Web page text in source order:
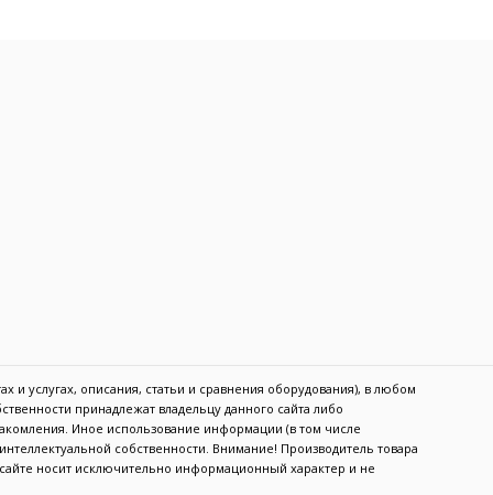
и услугах, описания, статьи и сравнения оборудования), в любом
принадлежат владельцу данного сайта либо
Иное использование информации (в том числе
собственности. Внимание! Производитель товара
носит исключительно информационный характер и не